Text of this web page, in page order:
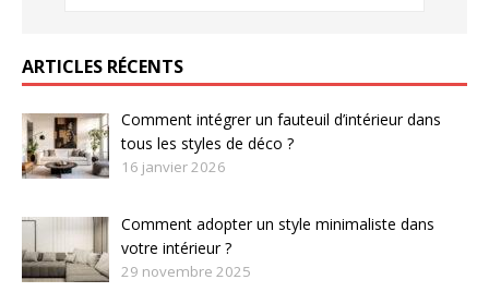
ARTICLES RÉCENTS
Comment intégrer un fauteuil d’intérieur dans
tous les styles de déco ?
16 janvier 2026
Comment adopter un style minimaliste dans
votre intérieur ?
29 novembre 2025